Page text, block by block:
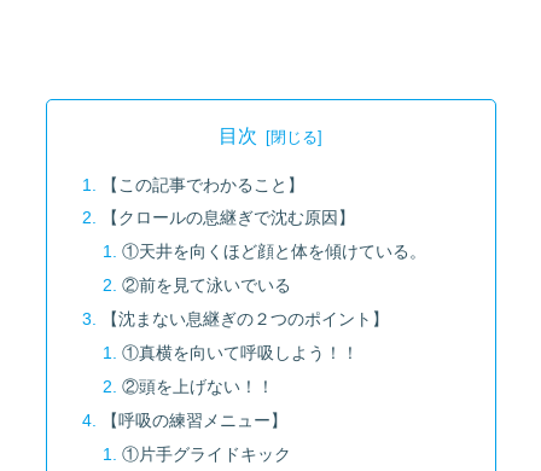
目次
【この記事でわかること】
【クロールの息継ぎで沈む原因】
①天井を向くほど顔と体を傾けている。
②前を見て泳いでいる
【沈まない息継ぎの２つのポイント】
①真横を向いて呼吸しよう！！
②頭を上げない！！
【呼吸の練習メニュー】
①片手グライドキック